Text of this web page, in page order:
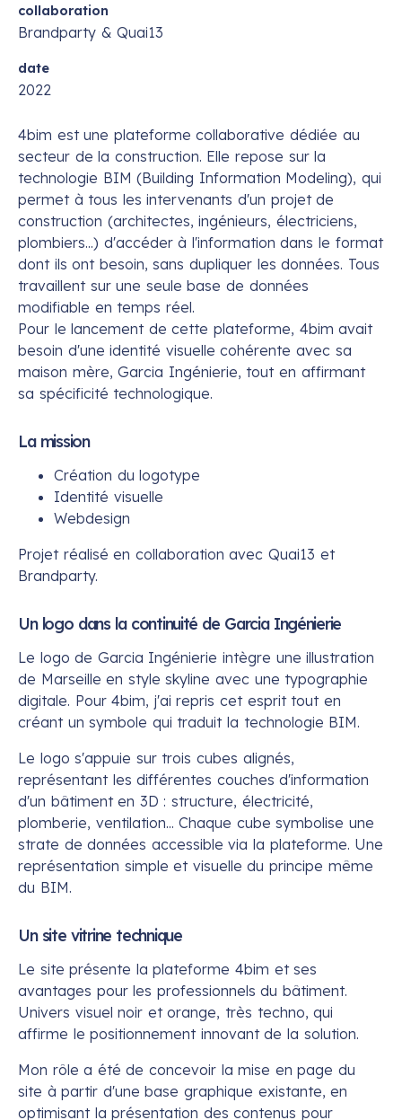
collaboration
Brandparty & Quai13
date
2022
4bim est une plateforme collaborative dédiée au
secteur de la construction. Elle repose sur la
technologie BIM (Building Information Modeling), qui
permet à tous les intervenants d'un projet de
construction (architectes, ingénieurs, électriciens,
plombiers...) d'accéder à l'information dans le format
dont ils ont besoin, sans dupliquer les données. Tous
travaillent sur une seule base de données
modifiable en temps réel.
Pour le lancement de cette plateforme, 4bim avait
besoin d'une identité visuelle cohérente avec sa
maison mère, Garcia Ingénierie, tout en affirmant
sa spécificité technologique.
La mission
Création du logotype
Identité visuelle
Webdesign
Projet réalisé en collaboration avec Quai13 et
Brandparty.
Un logo dans la continuité de Garcia Ingénierie
Le logo de Garcia Ingénierie intègre une illustration
de Marseille en style skyline avec une typographie
digitale. Pour 4bim, j'ai repris cet esprit tout en
créant un symbole qui traduit la technologie BIM.
Le logo s'appuie sur trois cubes alignés,
représentant les différentes couches d'information
d'un bâtiment en 3D : structure, électricité,
plomberie, ventilation... Chaque cube symbolise une
strate de données accessible via la plateforme. Une
représentation simple et visuelle du principe même
du BIM.
Un site vitrine technique
Le site présente la plateforme 4bim et ses
avantages pour les professionnels du bâtiment.
Univers visuel noir et orange, très techno, qui
affirme le positionnement innovant de la solution.
Mon rôle a été de concevoir la mise en page du
site à partir d'une base graphique existante, en
optimisant la présentation des contenus pour